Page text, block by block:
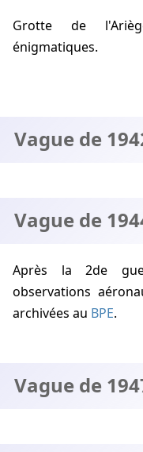
Grotte de l'Ariège comportant des figures
énigmatiques.
Vague de
Vague de
Après la 2de guerre mondiale, les premières
observations
archivées au BPE.
Vague de